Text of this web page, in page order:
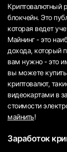
Криптовалютный
блокчейн. Это
которая ведет
Майнинг - это
дохода, который
вам нужно - это
вы можете
криптовалют,
видеокартами в
стоимости
майнить!
Заработок